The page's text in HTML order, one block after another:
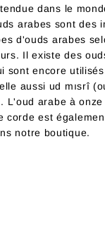
dans le
arabes sont des
d'ouds arabes
Il existe des
encore
aussi ud mısrî
L'oud arabe à
est
notre boutique.